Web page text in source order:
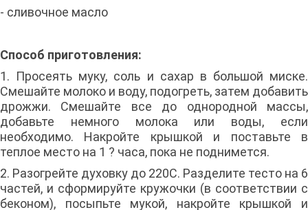
- сливочное масло
Способ приготовления:
1. Просеять муку, соль и сахар в большой миске.
Смешайте молоко и воду, подогреть, затем добавить
дрожжи. Смешайте все до однородной массы,
добавьте немного молока или воды, если
необходимо. Накройте крышкой и поставьте в
теплое место на 1 ? часа, пока не поднимется.
2. Разогрейте духовку до 220С. Разделите тесто на 6
частей, и сформируйте кружочки (в соответствии с
беконом), посыпьте мукой, накройте крышкой и